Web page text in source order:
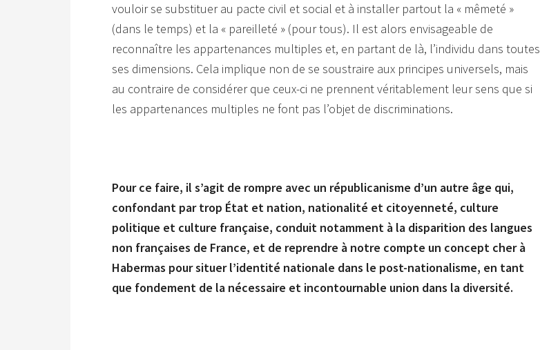
vouloir se substituer au pacte civil et social et à installer partout la « mêmeté »
(dans le temps) et la « pareilleté » (pour tous). Il est alors envisageable de
reconnaître les appartenances multiples et, en partant de là, l’individu dans toutes
ses dimensions. Cela implique non de se soustraire aux principes universels, mais
au contraire de considérer que ceux-ci ne prennent véritablement leur sens que si
les appartenances multiples ne font pas l’objet de discriminations.
Pour ce faire, il s’agit de rompre avec un républicanisme d’un autre âge qui,
confondant par trop État et nation, nationalité et citoyenneté, culture
politique et culture française, conduit notamment à la disparition des langues
non françaises de France, et de reprendre à notre compte un concept cher à
Habermas pour situer l’identité nationale dans le post-nationalisme, en tant
que fondement de la nécessaire et incontournable union dans la diversité.